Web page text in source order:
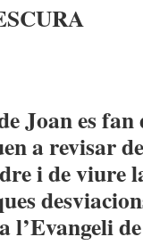
Joan es
a revisar
i de viure
l’Evangeli